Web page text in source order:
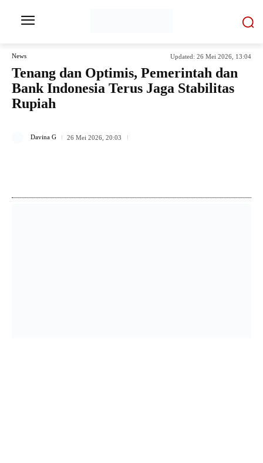
News Updated: 26 Mei 2026, 13:04
Tenang dan Optimis, Pemerintah dan
Bank Indonesia Terus Jaga Stabilitas
Rupiah
Davina G 26 Mei 2026, 20:03